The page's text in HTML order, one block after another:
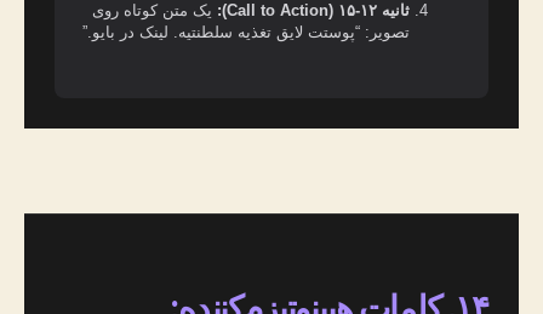
ثانیه ۱۲-۱۵ (Call to Action):
یک متن کوتاه روی
تصویر: “پوستت لایق تغذیه سلطنتیه. لینک در بایو.”